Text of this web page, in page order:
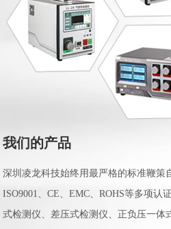
我们的产品
深圳凌龙科技始终用最严格的标准鞭策
ISO9001、CE、EMC、ROHS等多项认
式检测仪、差压式检测仪、正负压一体